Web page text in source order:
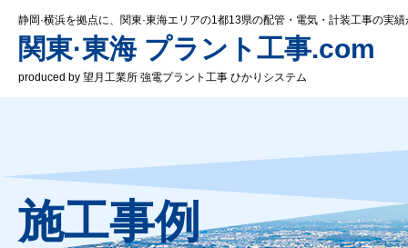
静岡·横浜を拠点に、関東·東海エリアの1都13県の配管・電気・計装工事の実
関東·東海 プラント工事.com
produced by 望月工業所 強電プラント工事 ひかりシステム
施工事例